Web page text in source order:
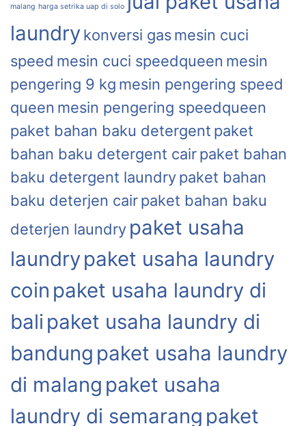
malang harga setrika uap di solo
laundrykonversi gasmesin cuci
speed mesin cuci speedqueen mesin
pengering 9 kg mesin pengering speed
queen mesin pengering speedqueen
paket bahan baku detergent paket
bahan baku detergent cairpaket bahan
baku detergent laundrypaket bahan
baku deterjen cairpaket bahan baku
deterjen laundry paket usaha
laundrypaket usaha laundry
coin paket usaha laundry di
bali paket usaha laundry di
bandung paket usaha laundry
di malang paket usaha
laundry di semarang paket